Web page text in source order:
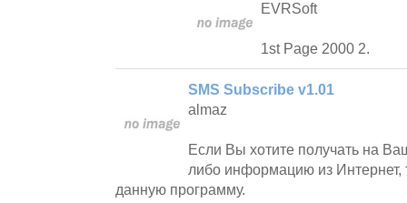
EVRSoft
1st Page 2000 2.
SMS Subscribe v1.01
almaz
Если Вы хотите получать на
либо информацию из Интернет,
данную программу.